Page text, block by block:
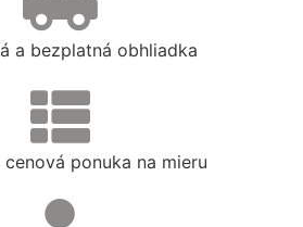
a bezplatná obhliadka
cenová ponuka na mieru